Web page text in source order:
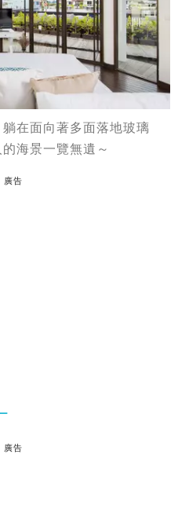
在面向著多面落地玻璃
海景一覽無遺～
廣告
廣告